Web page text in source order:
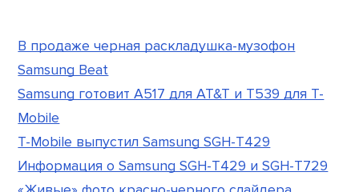
В продаже черная раскладушка-музофон
Samsung Beat
Samsung готовит A517 для AT&T и T539 для T-
Mobile
T-Mobile выпустил Samsung SGH-T429
Информация о Samsung SGH-T429 и SGH-T729